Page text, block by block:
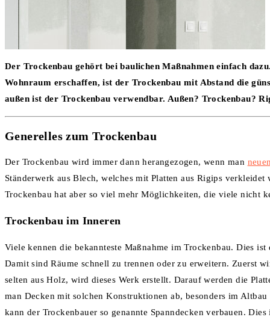
Der Trockenbau gehört bei baulichen Maßnahmen einfach
Wohnraum erschaffen, ist der Trockenbau mit Abstand die
außen ist der Trockenbau verwendbar. Außen? Trockenbau?
Generelles zum Trockenbau
Der Trockenbau wird immer dann herangezogen, wenn man
Ständerwerk aus Blech, welches mit Platten aus Rigips
Trockenbau hat aber so viel mehr Möglichkeiten, die viele nicht
Trockenbau im Inneren
Viele kennen die bekannteste Maßnahme im Trockenbau. Dies
Damit sind Räume schnell zu trennen oder zu erweitern. Zuerst
selten aus Holz, wird dieses Werk erstellt. Darauf werden die
man Decken mit solchen Konstruktionen ab, besonders im
kann der Trockenbauer so genannte Spanndecken verbauen.